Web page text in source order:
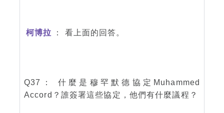
柯博拉 ： 看上面的回答。
Q37： 什麼是穆罕默德協定Muhammed
Accord？誰簽署這些協定，他們有什麼議程？